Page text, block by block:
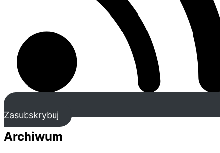
Zasubskrybuj
Archiwum